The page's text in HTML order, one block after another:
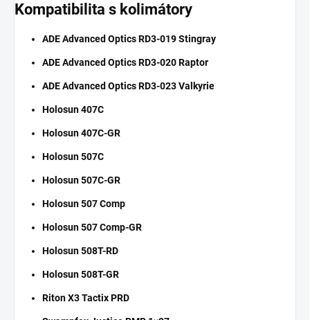
Kompatibilita s kolimátory
ADE Advanced Optics RD3-019 Stingray
ADE Advanced Optics RD3-020 Raptor
ADE Advanced Optics RD3-023 Valkyrie
Holosun 407C
Holosun 407C-GR
Holosun 507C
Holosun 507C-GR
Holosun 507 Comp
Holosun 507 Comp-GR
Holosun 508T-RD
Holosun 508T-GR
Riton X3 Tactix PRD